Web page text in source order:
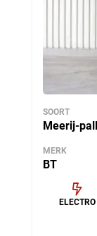
SOORT
Meerij-
MERK
BT
ELECTRO